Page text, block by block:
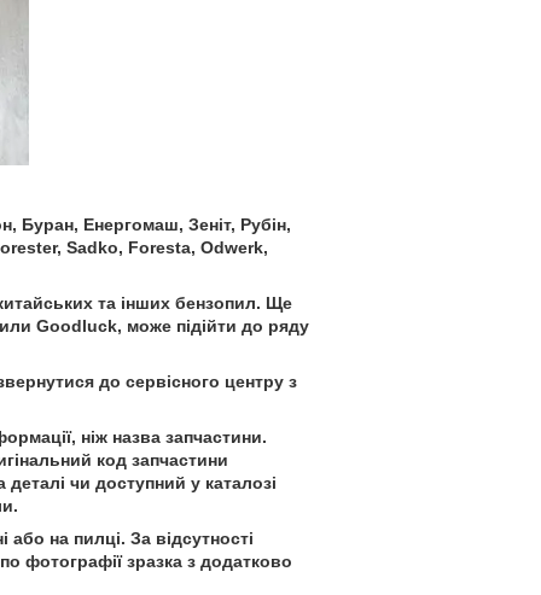
Буран, Енергомаш, Зеніт, Рубін,
Sadko, Foresta, Odwerk,
та інших бензопил. Ще
Goodluck, може підійти до ряду
до сервісного центру з
ніж назва запчастини.
код запчастини
чи доступний у каталозі
або на пилці. За відсутності
фотографії зразка з додатково